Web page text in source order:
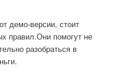
демо-версии, стоит
правил.Они помогут не
разобраться в